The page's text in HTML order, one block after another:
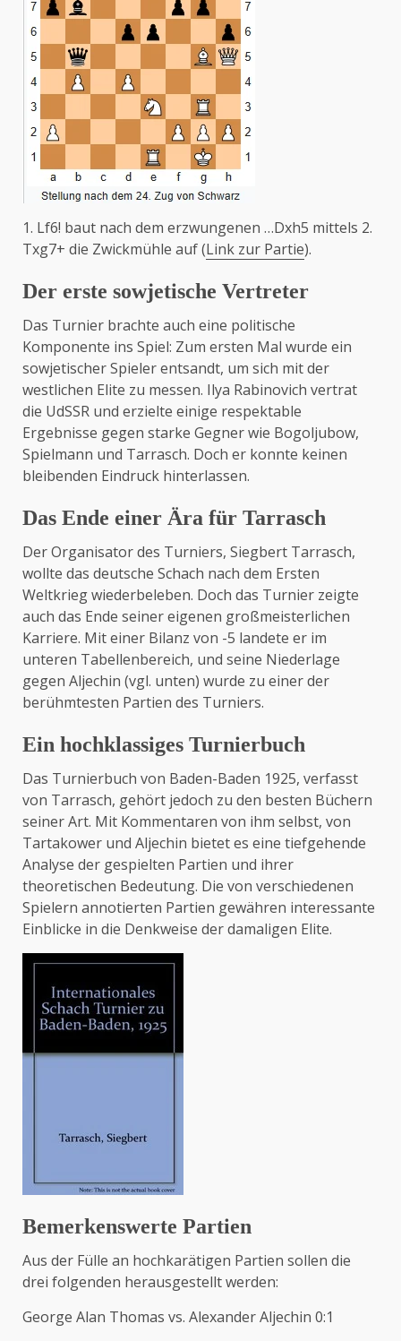
1. Lf6! baut nach dem erzwungenen …Dxh5 mittels 2.
Txg7+ die Zwickmühle auf (Link zur Partie).
Der erste sowjetische Vertreter
Das Turnier brachte auch eine politische
Komponente ins Spiel: Zum ersten Mal wurde ein
sowjetischer Spieler entsandt, um sich mit der
westlichen Elite zu messen. Ilya Rabinovich vertrat
die UdSSR und erzielte einige respektable
Ergebnisse gegen starke Gegner wie Bogoljubow,
Spielmann und Tarrasch. Doch er konnte keinen
bleibenden Eindruck hinterlassen.
Das Ende einer Ära für Tarrasch
Der Organisator des Turniers, Siegbert Tarrasch,
wollte das deutsche Schach nach dem Ersten
Weltkrieg wiederbeleben. Doch das Turnier zeigte
auch das Ende seiner eigenen großmeisterlichen
Karriere. Mit einer Bilanz von -5 landete er im
unteren Tabellenbereich, und seine Niederlage
gegen Aljechin (vgl. unten) wurde zu einer der
berühmtesten Partien des Turniers.
Ein hochklassiges Turnierbuch
Das Turnierbuch von Baden-Baden 1925, verfasst
von Tarrasch, gehört jedoch zu den besten Büchern
seiner Art. Mit Kommentaren von ihm selbst, von
Tartakower und Aljechin bietet es eine tiefgehende
Analyse der gespielten Partien und ihrer
theoretischen Bedeutung. Die von verschiedenen
Spielern annotierten Partien gewähren interessante
Einblicke in die Denkweise der damaligen Elite.
Bemerkenswerte Partien
Aus der Fülle an hochkarätigen Partien sollen die
drei folgenden herausgestellt werden:
George Alan Thomas vs. Alexander Aljechin 0:1